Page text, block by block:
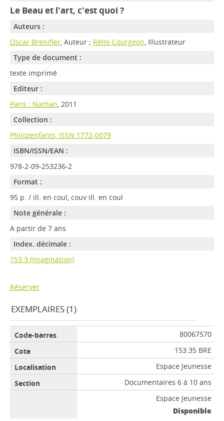
Le Beau et l'art, c'est quoi ?
Auteurs :
Oscar Brenifier, Auteur ; Rémi Courgeon, Illustrateur
Type de document :
texte imprimé
Editeur :
Paris : Nathan, 2011
Collection :
Philozenfants, ISSN 1772-0079
ISBN/ISSN/EAN :
978-2-09-253236-2
Format :
95 p. / ill. en coul, couv ill. en coul
Note générale :
A partir de 7 ans
Index. décimale :
153.3 (Imagination)
Réserver
EXEMPLAIRES (1)
80067570
153.35 BRE
Espace Jeunesse
Documentaires 6 à 10 ans
Espace Jeunesse
Disponible